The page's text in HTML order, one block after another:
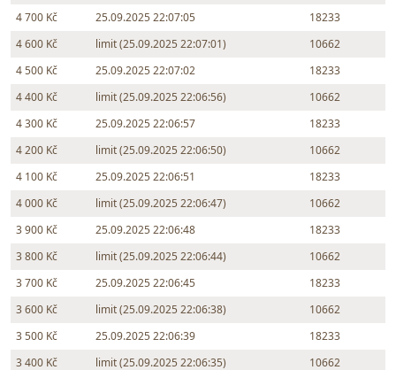
4 700 Kč
25.09.2025 22:07:05
18233
4 600 Kč
limit (25.09.2025 22:07:01)
10662
4 500 Kč
25.09.2025 22:07:02
18233
4 400 Kč
limit (25.09.2025 22:06:56)
10662
4 300 Kč
25.09.2025 22:06:57
18233
4 200 Kč
limit (25.09.2025 22:06:50)
10662
4 100 Kč
25.09.2025 22:06:51
18233
4 000 Kč
limit (25.09.2025 22:06:47)
10662
3 900 Kč
25.09.2025 22:06:48
18233
3 800 Kč
limit (25.09.2025 22:06:44)
10662
3 700 Kč
25.09.2025 22:06:45
18233
3 600 Kč
limit (25.09.2025 22:06:38)
10662
3 500 Kč
25.09.2025 22:06:39
18233
3 400 Kč
limit (25.09.2025 22:06:35) 10662